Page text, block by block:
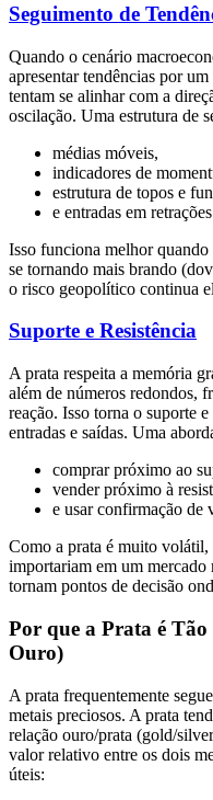
Seguimento de
Quando o cenário
apresentar tendências por
tentam se alinhar com a
oscilação. Uma estrutura de
médias móveis,
indicadores de
estrutura de topos e
e entradas em
Isso funciona melhor quando
se tornando mais brando
o risco geopolítico continua
Suporte e Resistência
A prata respeita a memória
além de números redondos,
reação. Isso torna o suporte
entradas e saídas. Uma
comprar próximo ao
vender próximo à
e usar confirmação de
Como a prata é muito volátil,
importariam em um mercado
tornam pontos de decisão
Por que a Prata é
Ouro)
A prata frequentemente
metais preciosos. A prata
relação ouro/prata (gold/
valor relativo entre os dois
úteis: